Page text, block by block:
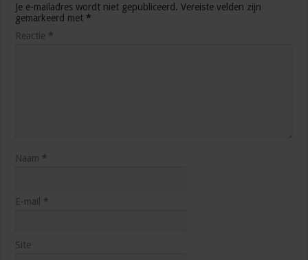
Je e-mailadres wordt niet gepubliceerd. Vereiste velden zijn
gemarkeerd met *
Reactie *
Naam *
E-mail *
Site